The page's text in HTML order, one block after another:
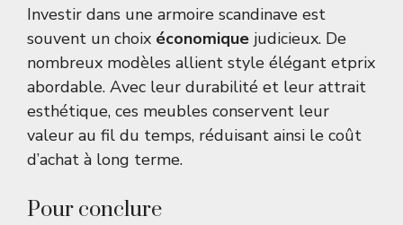
Investir dans une armoire scandinave est
souvent un choix économique judicieux. De
nombreux modèles allient style élégant etprix
abordable. Avec leur durabilité et leur attrait
esthétique, ces meubles conservent leur
valeur au fil du temps, réduisant ainsi le coût
d’achat à long terme.
Pour conclure